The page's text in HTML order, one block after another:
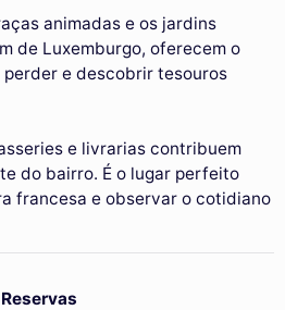
animadas e os jardins
de Luxemburgo, oferecem o
e descobrir tesouros
e livrarias contribuem
do bairro. É o lugar perfeito
francesa e observar o cotidiano